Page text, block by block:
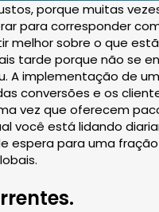
porque muitas
para corresponder
sobre o que
tarde porque não se
A implementação de
e os
vez que oferecem
você está lidando
para uma